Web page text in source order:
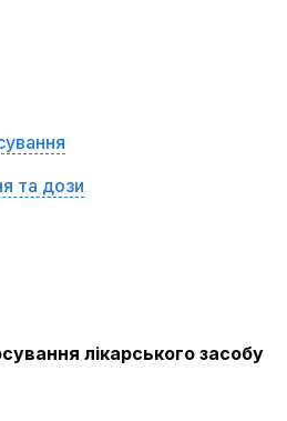
та дози
лікарського засобу